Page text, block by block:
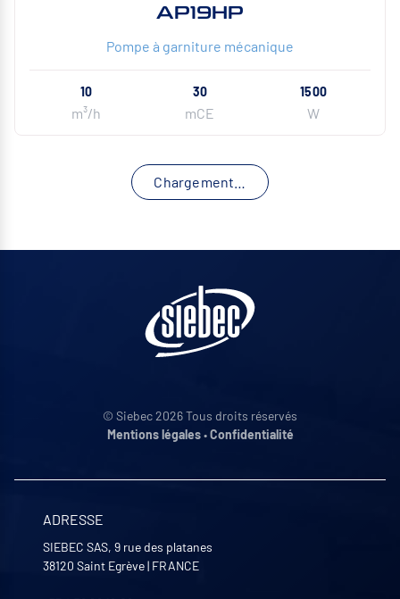
AP19HP
Pompe à garniture mécanique
10
m³/h
30
mCE
1500
W
Chargement…
© Siebec 2026 Tous droits réservés
Mentions légales•Confidentialité
ADRESSE
SIEBEC SAS, 9 rue des platanes
38120 Saint Egrève| FRANCE